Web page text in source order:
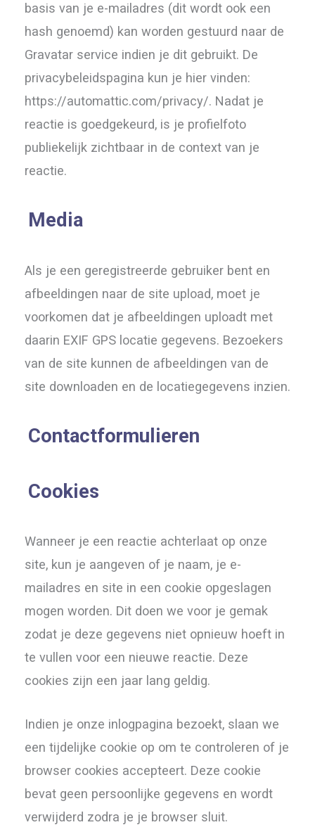
basis van je e-mailadres (dit wordt ook een
hash genoemd) kan worden gestuurd naar de
Gravatar service indien je dit gebruikt. De
privacybeleidspagina kun je hier vinden:
https://automattic.com/privacy/. Nadat je
reactie is goedgekeurd, is je profielfoto
publiekelijk zichtbaar in de context van je
reactie.
Media
Als je een geregistreerde gebruiker bent en
afbeeldingen naar de site upload, moet je
voorkomen dat je afbeeldingen uploadt met
daarin EXIF GPS locatie gegevens. Bezoekers
van de site kunnen de afbeeldingen van de
site downloaden en de locatiegegevens inzien.
Contactformulieren
Cookies
Wanneer je een reactie achterlaat op onze
site, kun je aangeven of je naam, je e-
mailadres en site in een cookie opgeslagen
mogen worden. Dit doen we voor je gemak
zodat je deze gegevens niet opnieuw hoeft in
te vullen voor een nieuwe reactie. Deze
cookies zijn een jaar lang geldig.
Indien je onze inlogpagina bezoekt, slaan we
een tijdelijke cookie op om te controleren of je
browser cookies accepteert. Deze cookie
bevat geen persoonlijke gegevens en wordt
verwijderd zodra je je browser sluit.